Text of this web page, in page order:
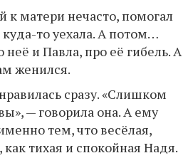
матери нечасто, помогал
то уехала. А потом…
и Павла, про её гибель. А
женился.
сразу. «Слишком
— говорила она. А ему
тем, что весёлая,
как тихая и спокойная Надя.